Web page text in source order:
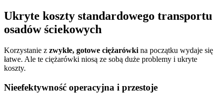
Ukryte koszty standardowego transportu
osadów ściekowych
Korzystanie z zwykłe, gotowe ciężarówki na początku wydaje się
łatwe. Ale te ciężarówki niosą ze sobą duże problemy i ukryte
koszty.
Nieefektywność operacyjna i przestoje